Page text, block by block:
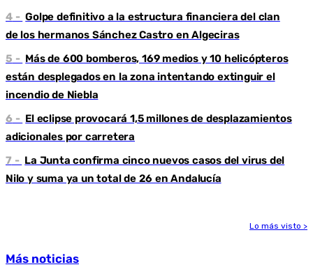
Golpe definitivo a la estructura financiera del clan
de los hermanos Sánchez Castro en Algeciras
Más de 600 bomberos, 169 medios y 10 helicópteros
están desplegados en la zona intentando extinguir el
incendio de Niebla
El eclipse provocará 1,5 millones de desplazamientos
adicionales por carretera
La Junta confirma cinco nuevos casos del virus del
Nilo y suma ya un total de 26 en Andalucía
Lo más visto >
Más noticias